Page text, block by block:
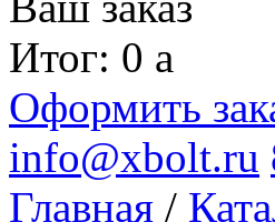
Итог: 0 a
Оформить
info@xbolt.ru
Главная /